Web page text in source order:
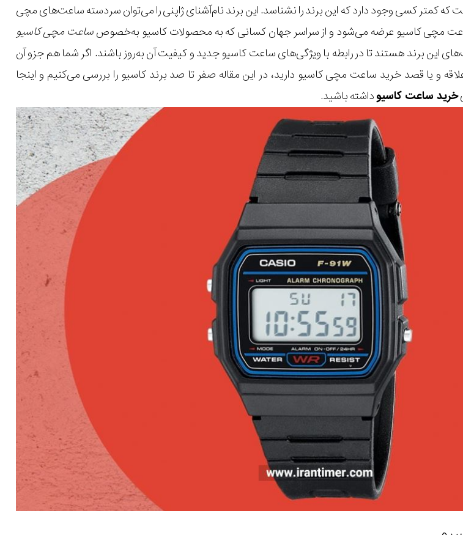
کمتر کسی وجود دارد که این برند را نشناسد. این برند نام‌آشنای ژاپنی را می‌توان سردسته ساعت‌های مچی
مچی کاسیو عرضه می‌شود و از سراسر جهان کسانی که به محصولات کاسیو به‌خصوصساعت مچی کاسیو
این برند هستند تا در رابطه با ویژگی‌های ساعت کاسیو جدید و کیفیت آن به‌روز باشند. اگر شما هم جزو آن
و یا قصد خرید ساعت مچی کاسیو دارید، در این مقاله صفر تا صد برند کاسیو را بررسی می‌کنیم و اینجا
خرید ساعت کاسیوداشته باشید.